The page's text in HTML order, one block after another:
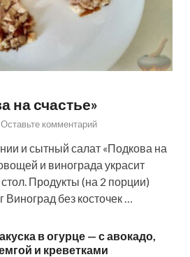
на счастье»
Оставьте комментарий
и сытный салат «Подкова на
и винограда украсит
Продукты (на 2 порции)
без косточек …
в огурце — с авокадо,
и креветками